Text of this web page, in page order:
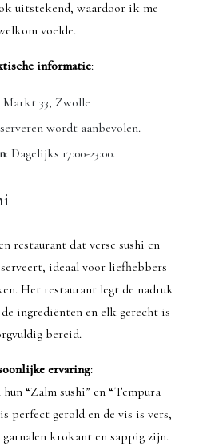
uitstekend, waardoor ik me
voelde.
informatie:
Markt 33, Zwolle
wordt aanbevolen.
: Dagelijks 17:00-23:00.
restaurant dat verse sushi en
serveert, ideaal voor liefhebbers
Het restaurant legt de nadruk
ingrediënten en elk gerecht is
bereid.
ervaring:
“Zalm sushi” en “Tempura
perfect gerold en de vis is vers,
krokant en sappig zijn.